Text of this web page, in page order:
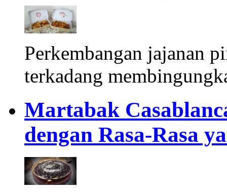
Perkembangan jajanan
terkadang
Martabak
dengan Rasa-Rasa